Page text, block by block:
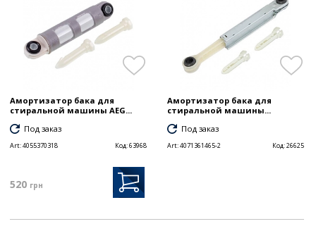
Амортизатор бака для
стиральной машины AEG...
Под заказ
Art:4055370318 Код:63968
520 грн
Амортизатор бака для
стиральной машины...
Под заказ
Art:4071361465-2 Код:26625